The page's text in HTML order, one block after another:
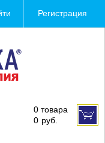
Регистрация
0 товара
0 руб.